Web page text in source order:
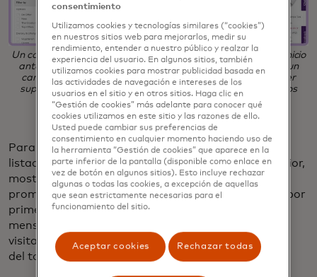
Un comprador primerizo ve la experiencia de la página de inicio
anterior. Pueden navegar por todos los productos y crear un
carrito antes de crear una cuenta obligatoria. En el banner
superior aparece una oferta promocional para los primeros
pedidos, con el importe personalizado en el carrito.
Para quienes visitan por primera vez, la página de
listado de productos de Ocado se parece a la anterior,
mostrando una amplia gama de productos y
promocionando un banner de descuento exclusivo por
primera vez en la parte superior de la página. Los
mensajes personalizados en el carrito muestran al
visitante la cantidad de dinero ahorrada en función
del total actual del carrito.
consentimiento
Utilizamos cookies y tecnologías similares (“cookies”)
en nuestros sitios web para mejorarlos, medir su
rendimiento, entender a nuestro público y realzar la
experiencia del usuario. En algunos sitios, también
utilizamos cookies para mostrar publicidad basada en
las actividades de navegación e intereses de los
usuarios en el sitio y en otros sitios. Haga clic en
“Gestión de cookies” más adelante para conocer qué
cookies utilizamos en este sitio y las razones de ello.
Usted puede cambiar sus preferencias de
consentimiento en cualquier momento haciendo uso de
la herramienta “Gestión de cookies” que aparece en la
parte inferior de la pantalla (disponible como enlace en
vez de botón en algunos sitios). Esto incluye rechazar
algunas o todas las cookies, a excepción de aquellas
que sean estrictamente necesarias para el
funcionamiento del sitio.
Aceptar cookies Rechazar todas